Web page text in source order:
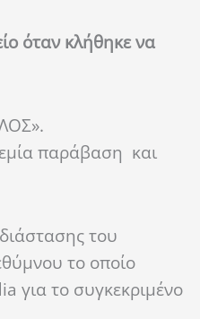
όταν κλήθηκε να
παράβαση και
του
το οποίο
για το συγκεκριμένο